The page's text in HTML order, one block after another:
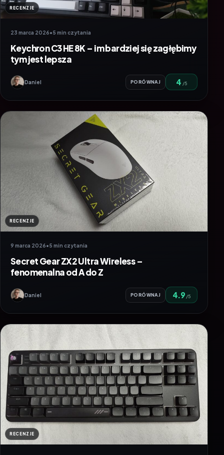
RECENZJE
23 marca 2026•5 min czytania
Keychron C3 HE 8K – im bardziej się zagłębimy
tym jest lepsza
Daniel PORÓWNAJ 4 /5
RECENZJE
9 marca 2026•5 min czytania
Secret Gear ZX2 Ultra Wireless –
fenomenalna od A do Z
Daniel PORÓWNAJ 4.9 /5
RECENZJE